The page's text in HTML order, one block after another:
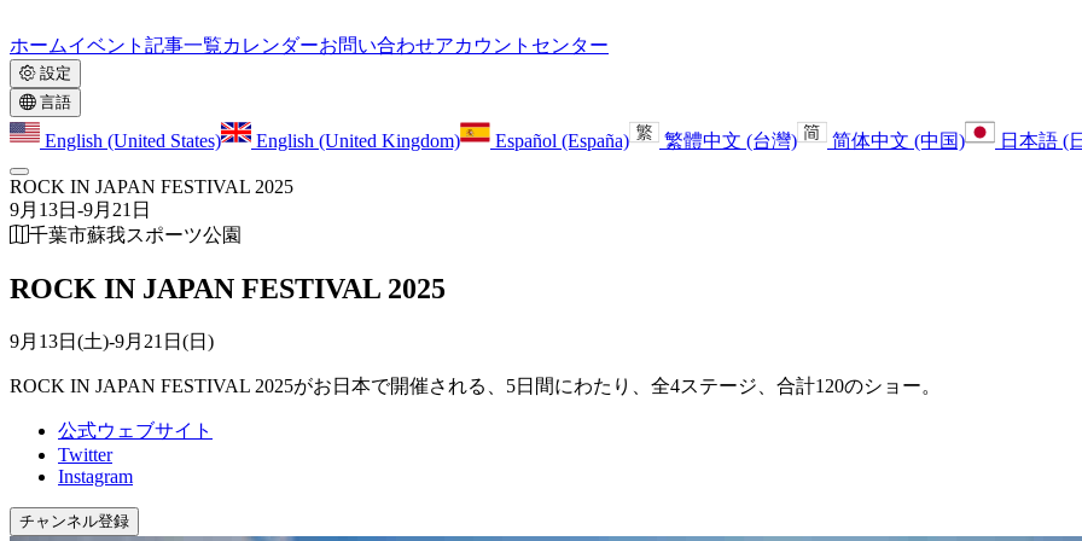
ホームイベント 記事一覧カレンダーお問い合わせアカウントセンター
設定
言語
English (United States) English (United Kingdom) Español (España) 繁體中文 (台灣) 简体中文 (中国) 日本語 (
ROCK IN JAPAN FESTIVAL 2025
9月13日 -9月21日
千葉市蘇我スポーツ公園
ROCK IN JAPAN FESTIVAL 2025
9月13日(土)-9月21日(日)
ROCK IN JAPAN FESTIVAL 2025がお日本で開催される、5日間にわたり、全4ステージ、合計120のショー。
公式ウェブサイト
Twitter
Instagram
チャンネル登録